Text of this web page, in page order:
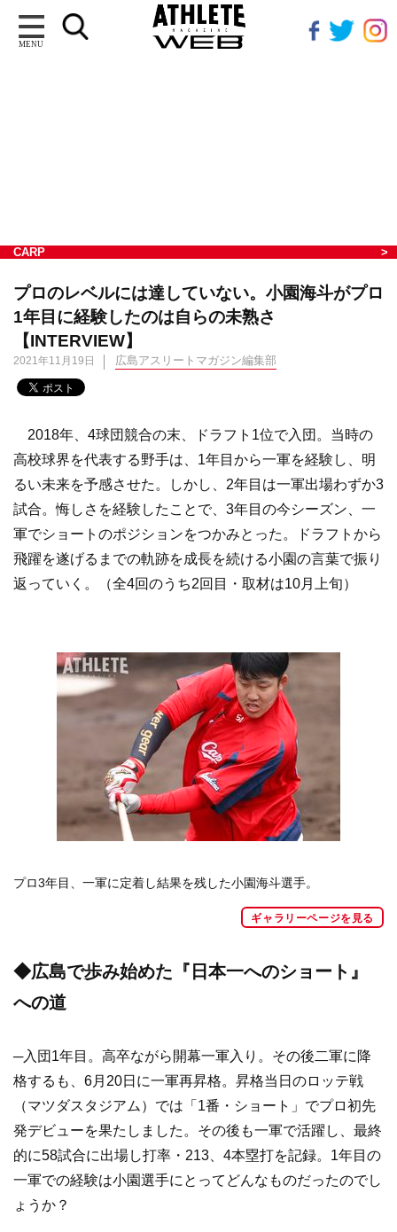
MENU
CARP
プロのレベルには達していない。小園海斗がプロ
1年目に経験したのは自らの未熟さ
【INTERVIEW】
2021年11月19日 広島アスリートマガジン編集部
2018年、4球団競合の末、ドラフト1位で入団。当時の
高校球界を代表する野手は、1年目から一軍を経験し、明
るい未来を予感させた。しかし、2年目は一軍出場わずか3
試合。悔しさを経験したことで、3年目の今シーズン、一
軍でショートのポジションをつかみとった。ドラフトから
飛躍を遂げるまでの軌跡を成長を続ける小園の言葉で振り
返っていく。（全4回のうち2回目・取材は10月上旬）
プロ3年目、一軍に定着し結果を残した小園海斗選手。
ギャラリーページを見る
◆広島で歩み始めた『日本一へのショート』
への道
─入団1年目。高卒ながら開幕一軍入り。その後二軍に降
格するも、6月20日に一軍再昇格。昇格当日のロッテ戦
（マツダスタジアム）では「1番・ショート」でプロ初先
発デビューを果たしました。その後も一軍で活躍し、最終
的に58試合に出場し打率・213、4本塁打を記録。1年目の
一軍での経験は小園選手にとってどんなものだったのでし
ょうか？